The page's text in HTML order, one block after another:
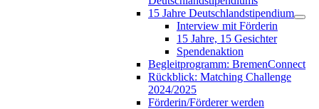
15 Jahre Deutschlandstipendium
Interview mit Förderin
15 Jahre, 15 Gesichter
Spendenaktion
Begleitprogramm: BremenConnect
Rückblick: Matching Challenge
2024/2025
Förderin/Förderer werden